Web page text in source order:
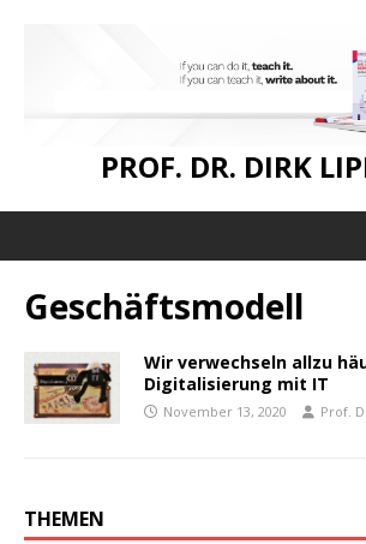
PROF. DR. DIRK
Geschäftsmodell
Wir verwechseln allzu
Digitalisierung mit IT
November 13, 2020 Prof.
THEMEN